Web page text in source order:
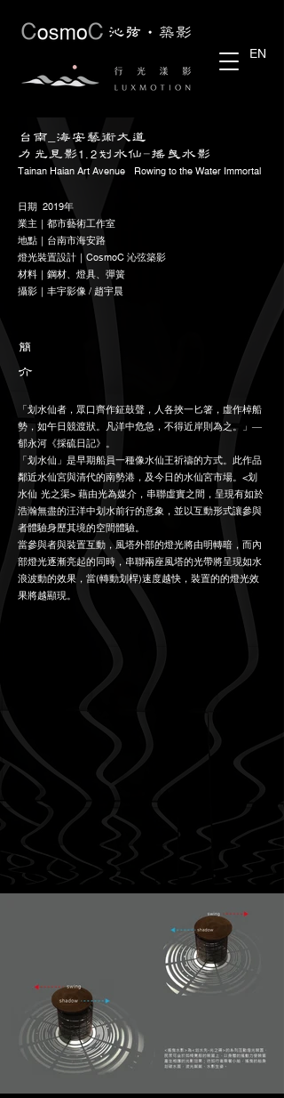
EN
台南_海安藝術大道
力光見影1.2 划水仙-搖曳水影
​Tainan Haian Art Avenue - Rowing to the Water Immortal
日期 2019年
業主｜都市藝術工作室
地點｜台南市海安路
燈光裝置設計｜CosmoC 沁弦築影
​材料｜鋼材、燈具、彈簧
​攝影｜丰宇影像 / 趙宇晨
​簡
介
「划水仙者，眾口齊作鉦鼓聲，人各挾一匕箸，虛作棹船
勢，如午日競渡狀。凡洋中危急，不得近岸則為之。」—
郁永河《採硫日記》。
「划水仙」是早期船員一種像水仙王祈禱的方式。此作品
鄰近水仙宮與清代的南勢港，及今日的水仙宮市場。<划
水仙-光之渠> 藉由光為媒介，串聯虛實之間，呈現有如於
浩瀚無盡的汪洋中划水前行的意象，並以互動形式讓參與
者體驗身歷其境的空間體驗。
當參與者與裝置互動，風塔外部的燈光將由明轉暗，而內
部燈光逐漸亮起的同時，串聯兩座風塔的光帶將呈現如水
浪波動的效果，當(轉動划桿)速度越快，裝置的的燈光效
果將越顯現。